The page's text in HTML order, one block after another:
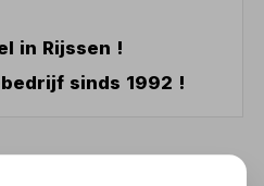
in Rijssen !
sinds 1992 !